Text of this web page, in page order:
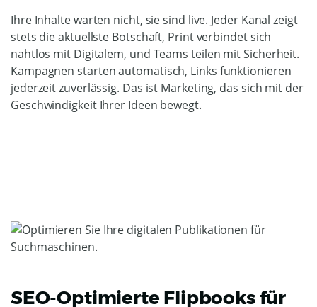
Ihre Inhalte warten nicht, sie sind live. Jeder Kanal zeigt
stets die aktuellste Botschaft, Print verbindet sich
nahtlos mit Digitalem, und Teams teilen mit Sicherheit.
Kampagnen starten automatisch, Links funktionieren
jederzeit zuverlässig. Das ist Marketing, das sich mit der
Geschwindigkeit Ihrer Ideen bewegt.
SEO-Optimierte Flipbooks für